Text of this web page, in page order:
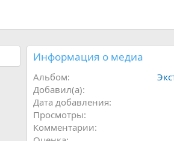
Информация о медиа
Альбом
Добавил(а)
Дата добавления
Просмотры
Комментарии